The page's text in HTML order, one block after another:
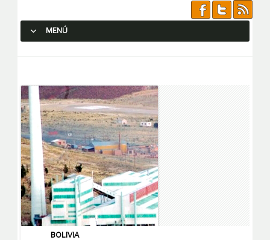
MENÚ
BOLIVIA